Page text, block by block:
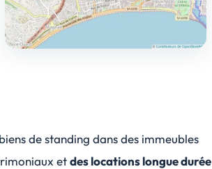
de standing dans des immeubles
etdes locations longue durée